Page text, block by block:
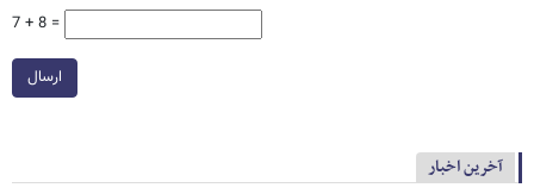
7 + 8 =
ارسال
آخرین اخبار